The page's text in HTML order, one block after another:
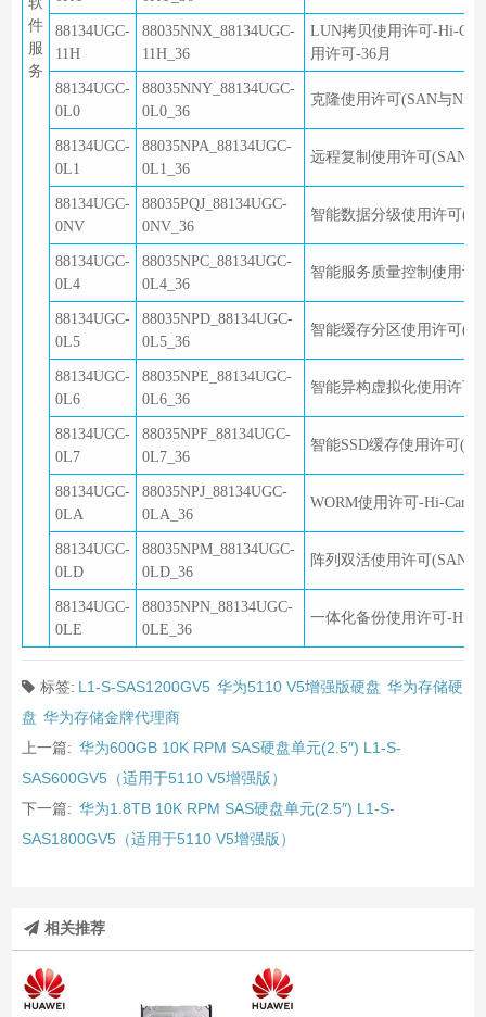
件
服
务
88134UGC-
11H
88035NNX_88134UGC-
11H_36
LUN拷贝使用许可-Hi-
用许可-36月
88134UGC-
0L0
88035NNY_88134UGC-
0L0_36
克隆使用许可(SAN与
88134UGC-
0L1
88035NPA_88134UGC-
0L1_36
远程复制使用许可(SAN
88134UGC-
0NV
88035PQJ_88134UGC-
0NV_36
智能数据分级使用许可
88134UGC-
0L4
88035NPC_88134UGC-
0L4_36
智能服务质量控制使用许
88134UGC-
0L5
88035NPD_88134UGC-
0L5_36
智能缓存分区使用许可
88134UGC-
0L6
88035NPE_88134UGC-
0L6_36
智能异构虚拟化使用许可
88134UGC-
0L7
88035NPF_88134UGC-
0L7_36
智能SSD缓存使用许可
88134UGC-
0LA
88035NPJ_88134UGC-
0LA_36
WORM使用许可-Hi-Care
88134UGC-
0LD
88035NPM_88134UGC-
0LD_36
阵列双活使用许可(SAN
88134UGC-
0LE
88035NPN_88134UGC-
0LE_36
一体化备份使用许可-Hi-
标签: L1-S-SAS1200GV5 华为5110 V5增强版硬盘 华为存储硬
盘 华为存储金牌代理商
上一篇: 华为600GB 10K RPM SAS硬盘单元(2.5″) L1-S-
SAS600GV5（适用于5110 V5增强版）
下一篇: 华为1.8TB 10K RPM SAS硬盘单元(2.5″) L1-S-
SAS1800GV5（适用于5110 V5增强版）
相关推荐